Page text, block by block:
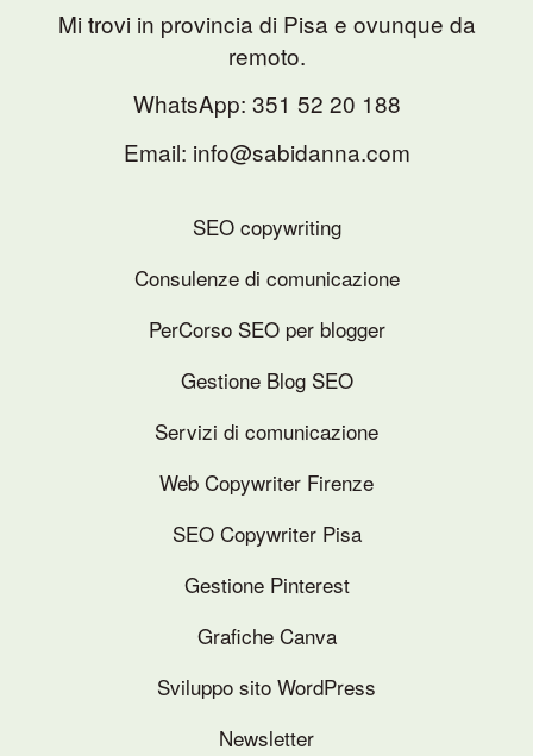
Mi trovi in provincia di Pisa e ovunque da
remoto.
WhatsApp: 351 52 20 188
Email: info@sabidanna.com
SEO copywriting
Consulenze di comunicazione
PerCorso SEO per blogger
Gestione Blog SEO
Servizi di comunicazione
Web Copywriter Firenze
SEO Copywriter Pisa
Gestione Pinterest
Grafiche Canva
Sviluppo sito WordPress
Newsletter